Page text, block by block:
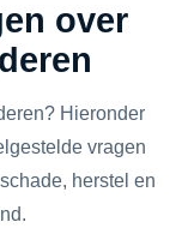
over
Hieronder
vragen
herstel en